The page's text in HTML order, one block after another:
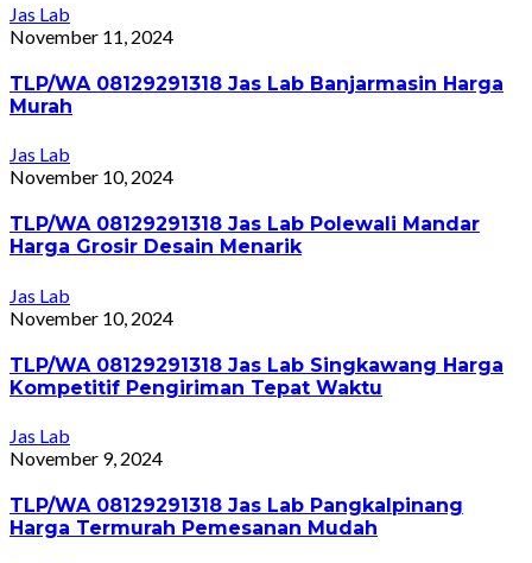
Jas Lab
November 11, 2024
TLP/WA 08129291318 Jas Lab Banjarmasin Harga
Murah
Jas Lab
November 10, 2024
TLP/WA 08129291318 Jas Lab Polewali Mandar
Harga Grosir Desain Menarik
Jas Lab
November 10, 2024
TLP/WA 08129291318 Jas Lab Singkawang Harga
Kompetitif Pengiriman Tepat Waktu
Jas Lab
November 9, 2024
TLP/WA 08129291318 Jas Lab Pangkalpinang
Harga Termurah Pemesanan Mudah